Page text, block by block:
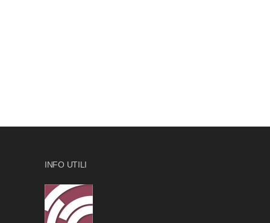
INFO UTILI